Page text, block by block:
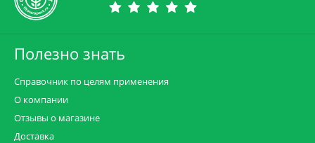
Полезно знать
Справочник по целям применения
О компании
Отзывы о магазине
Доставка